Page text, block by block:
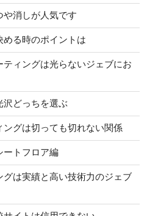
や消しが人気です
める時のポイントは
ティングは光らないジェブにお
沢どっちを選ぶ
ングは切っても切れない関係
トフロア編
は実績と高い技術力のジェブ